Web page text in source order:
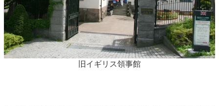
旧イギリス領事館